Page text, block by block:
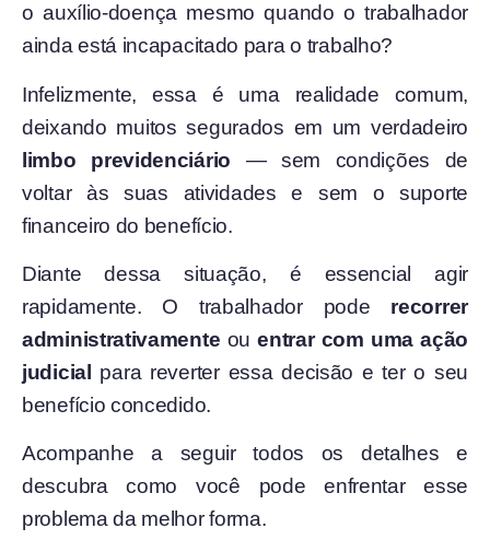
o auxílio-doença mesmo quando o trabalhador
ainda está incapacitado para o trabalho?
Infelizmente, essa é uma realidade comum,
deixando muitos segurados em um verdadeiro
limbo previdenciário — sem condições de
voltar às suas atividades e sem o suporte
financeiro do benefício.
Diante dessa situação, é essencial agir
rapidamente. O trabalhador pode recorrer
administrativamente ouentrar com uma ação
judicial
para reverter essa decisão e ter o seu
benefício concedido.
Acompanhe a seguir todos os detalhes e
descubra como você pode enfrentar esse
problema da melhor forma.